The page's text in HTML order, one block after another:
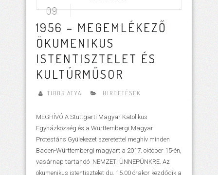
09
1956 – MEGEMLÉKEZŐ
ÖKUMENIKUS
ISTENTISZTELET ÉS
KULTÚRMŰSOR
TIBOR ATYA HIRDETÉSEK
MEGHÍVÓ A Stuttgarti Magyar Katolikus
Egyházközség és a Württembergi Magyar
Protestáns Gyülekezet szeretettel meghív minden
Baden-Württembergi magyart a 2017. október 15-én,
vasárnap tartandó NEMZETI ÜNNEPÜNKRE. Az
ökumenikus istentisztelet du. 15.00 órakor kezdődik a